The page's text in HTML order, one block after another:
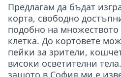
Предлагам да бъдат
корта, свободно
подобно на
клетка. До кортовете
пейки за зрители,
високи осветителни
защото в София ми е